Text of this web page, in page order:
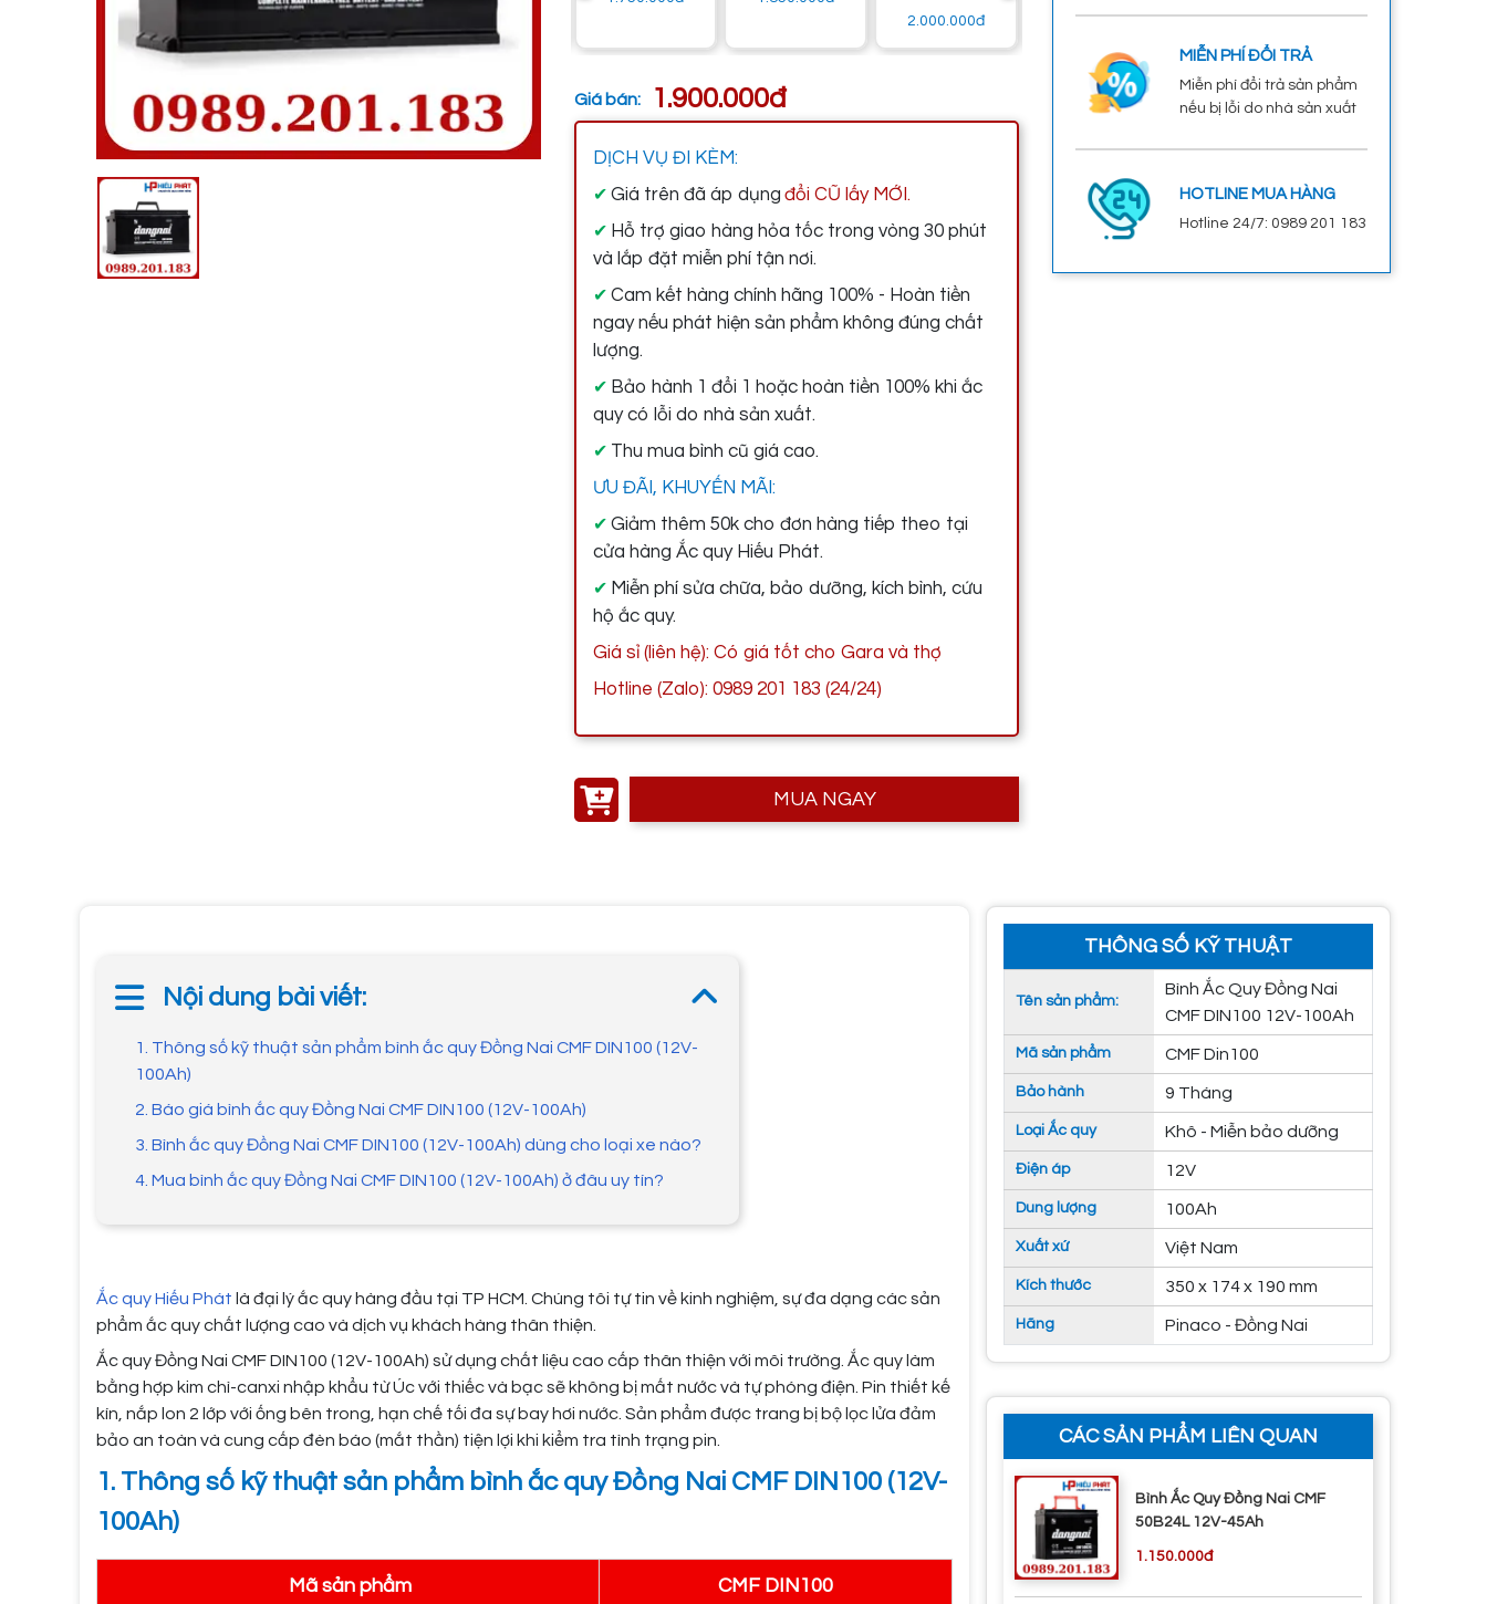
Giá bán: 1.900.000đ
DỊCH VỤ ĐI KÈM:
✔ Giá trên đã áp dụng đổi CŨ lấy MỚI.
✔ Hỗ trợ giao hàng hỏa tốc trong vòng 30 phút
và lắp đặt miễn phí tận nơi.
✔ Cam kết hàng chính hãng 100% - Hoàn tiền
ngay nếu phát hiện sản phẩm không đúng chất
lượng.
✔ Bảo hành 1 đổi 1 hoặc hoàn tiền 100% khi ắc
quy có lỗi do nhà sản xuất.
✔ Thu mua bình cũ giá cao.
ƯU ĐÃI, KHUYẾN MÃI:
✔ Giảm thêm 50k cho đơn hàng tiếp theo tại
cửa hàng Ắc quy Hiếu Phát.
✔ Miễn phí sửa chữa, bảo dưỡng, kích bình, cứu
hộ ắc quy.
Giá sỉ (liên hệ): Có giá tốt cho Gara và thợ
Hotline (Zalo): 0989 201 183 (24/24)
MUA NGAY
MIỄN PHÍ ĐỔI TRẢ
Miễn phí đổi trả sản phẩm
nếu bị lỗi do nhà sản xuất
HOTLINE MUA HÀNG
Hotline 24/7: 0989 201 183
Nội dung bài viết:
1. Thông số kỹ thuật sản phẩm bình ắc quy Đồng Nai CMF DIN100 (12V-
100Ah)
2. Báo giá bình ắc quy Đồng Nai CMF DIN100 (12V-100Ah)
3. Bình ắc quy Đồng Nai CMF DIN100 (12V-100Ah) dùng cho loại xe nào?
4. Mua bình ắc quy Đồng Nai CMF DIN100 (12V-100Ah) ở đâu uy tín?
Ắc quy Hiếu Phát là đại lý ắc quy hàng đầu tại TP HCM. Chúng tôi tự tin về kinh nghiệm, sự đa dạng các sản
phẩm ắc quy chất lượng cao và dịch vụ khách hàng thân thiện.
Ắc quy Đồng Nai CMF DIN100 (12V-100Ah) sử dụng chất liệu cao cấp thân thiện với môi trường. Ắc quy làm
bằng hợp kim chì-canxi nhập khẩu từ Úc với thiếc và bạc sẽ không bị mất nước và tự phóng điện. Pin thiết kế
kín, nắp lon 2 lớp với ống bên trong, hạn chế tối đa sự bay hơi nước. Sản phẩm được trang bị bộ lọc lửa đảm
bảo an toàn và cung cấp đèn báo (mắt thần) tiện lợi khi kiểm tra tình trạng pin.
1. Thông số kỹ thuật sản phẩm bình ắc quy Đồng Nai CMF DIN100 (12V-
100Ah)
Mã sản phẩm CMF DIN100
THÔNG SỐ KỸ THUẬT
Tên sản phẩm:
Bình Ắc Quy Đồng Nai
CMF DIN100 12V-100Ah
Mã sản phẩm CMF Din100
Bảo hành 9 Tháng
Loại Ắc quy Khô - Miễn bảo dưỡng
Điện áp 12V
Dung lượng 100Ah
Xuất xứ Việt Nam
Kích thước 350 x 174 x 190 mm
Hãng Pinaco - Đồng Nai
CÁC SẢN PHẨM LIÊN QUAN
Bình Ắc Quy Đồng Nai CMF
50B24L 12V-45Ah
1.150.000đ